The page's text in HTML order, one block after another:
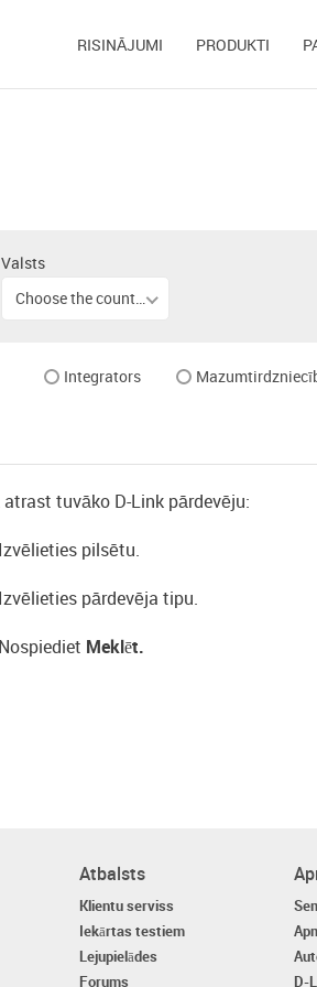
RISINĀJUMI PRODUKTI
Valsts
Choose the country
Integrators
atrast tuvāko D-Link pārdevēju:
pilsētu.
pārdevēja tipu.
Meklēt.
Atbalsts
Klientu serviss
Iekārtas testiem
Lejupielādes
Forums
D-